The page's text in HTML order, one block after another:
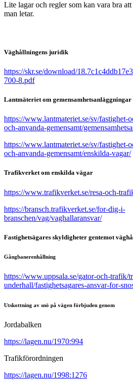
Lite lagar och regler som kan vara bra
man letar.
Väghållningens juridik
https://skr.se/download/
700-8.pdf
Lantmäteriet om gemensamhetsanläggningar
https://www.lantmateriet.se/sv/fastighet-
och-anvanda-gemensamt/
https://www.lantmateriet.se/sv/fastighet-
och-anvanda-gemensamt/enskilda-vagar/
Trafikverket om enskilda vägar
https://www.trafikverket.se/resa-och-
https://bransch.trafikverket.se/for-dig-i-
branschen/vag/vaghallaransvar/
Fastighetsägares skyldigheter gentemot
Gångbanerenhållning
https://www.uppsala.se/gator-och-trafik/
underhall/fastighetsagares-ansvar-for-
Utskottning av snö på vägen förbjuden genom
Jordabalken
https://lagen.nu/1970:994
Trafikförordningen
https://lagen.nu/1998:1276